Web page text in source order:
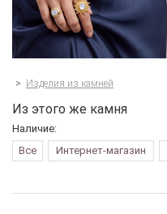
> Изделия из камней
Из этого же камня
Наличие:
Все
Интернет-магазин